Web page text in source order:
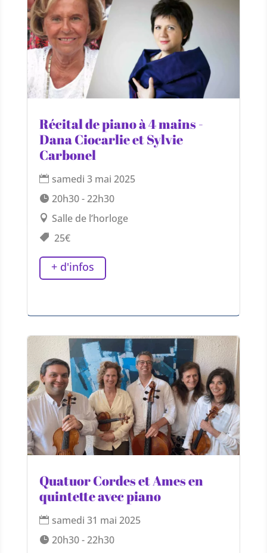
Récital de piano à 4 mains -
Dana Ciocarlie et Sylvie
Carbonel
samedi 3 mai 2025
20h30 - 22h30
Salle de l’horloge
25€
+ d'infos
Quatuor Cordes et Ames en
quintette avec piano
samedi 31 mai 2025
20h30 - 22h30